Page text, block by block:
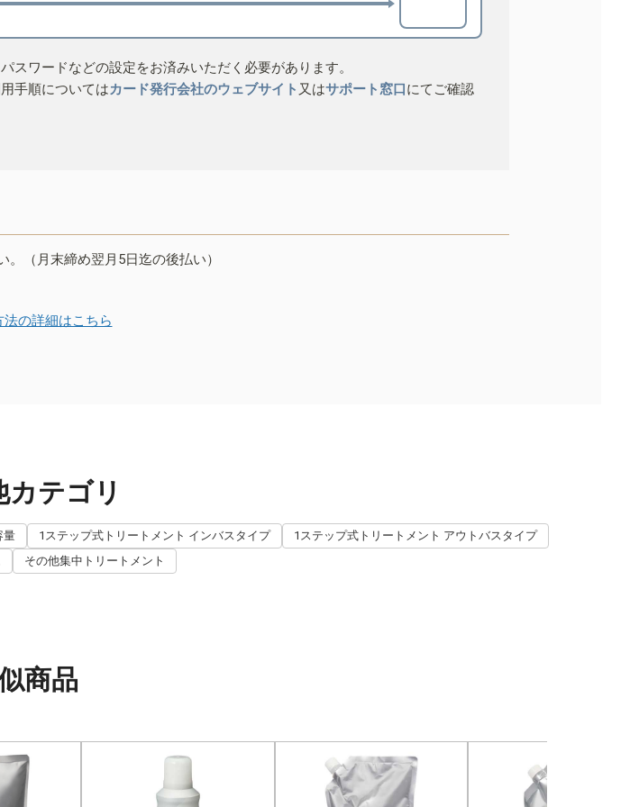
スワードなどの設定をお済みいただく必要があります。
手順についてはカード発行会社のウェブサイト 又はサポート窓口にてご確認
（月末締め翌月5日迄の後払い）
法の詳細はこちら
カテゴリ
量 1ステップ式トリートメント インバスタイプ
1ステップ式トリートメント アウトバスタイプ
その他集中トリートメント
商品